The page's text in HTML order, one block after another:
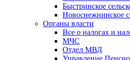
Быстринское
Новоснежнинское
Органы власти
Все о налогах и
МЧС
Отдел МВД
Управление